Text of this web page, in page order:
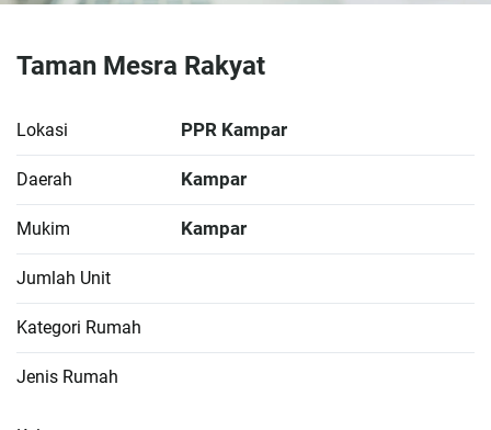
Taman Mesra Rakyat
Lokasi PPR Kampar
Daerah Kampar
Mukim Kampar
Jumlah Unit
Kategori Rumah
Jenis Rumah